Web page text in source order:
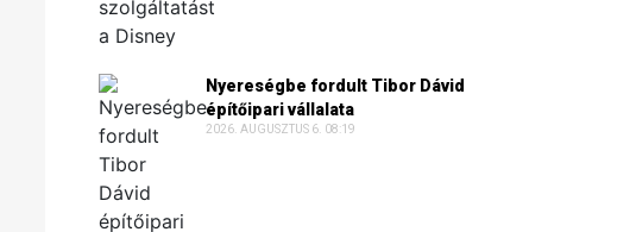
Nyereségbe fordult Tibor Dávid
építőipari vállalata
2026. AUGUSZTUS 6. 08:19